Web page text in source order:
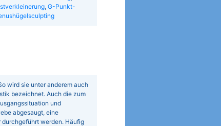
, G-Punkt-
wird sie unter anderem auch
bezeichnet. Auch die zum
und
abgesaugt, eine
werden. Häufig